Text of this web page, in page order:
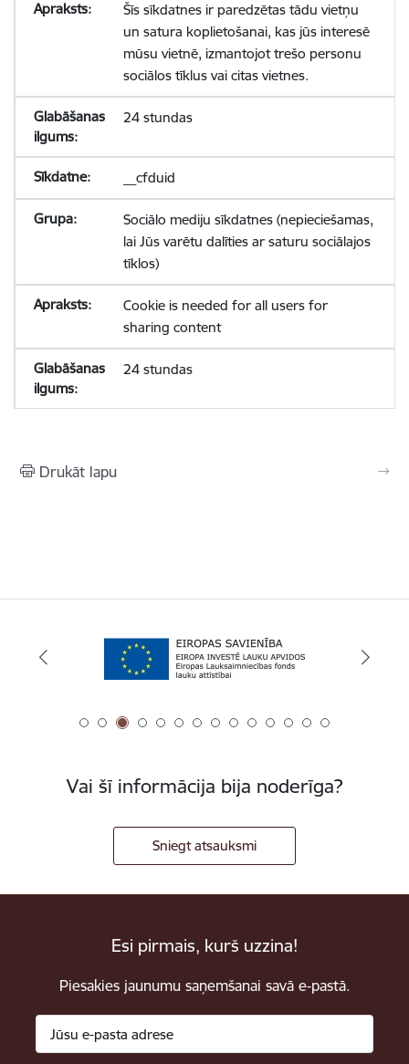
Šīs sīkdatnes ir paredzētas tādu vietņu
un satura koplietošanai, kas jūs interesē
mūsu vietnē, izmantojot trešo personu
sociālos tīklus vai citas vietnes.
24 stundas
__cfduid
Sociālo mediju sīkdatnes (nepieciešamas,
lai Jūs varētu dalīties ar saturu sociālajos
tīklos)
Cookie is needed for all users for
sharing content
24 stundas
Drukāt lapu
Vai šī informācija bija noderīga?
Sniegt atsauksmi
Esi pirmais, kurš uzzina!
Piesakies jaunumu saņemšanai savā e-pastā.